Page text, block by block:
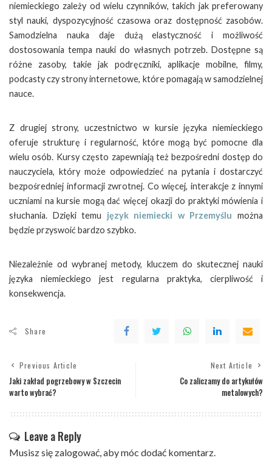
niemieckiego zależy od wielu czynników, takich jak preferowany
styl nauki, dyspozycyjność czasowa oraz dostępność zasobów.
Samodzielna nauka daje dużą elastyczność i możliwość
dostosowania tempa nauki do własnych potrzeb. Dostępne są
różne zasoby, takie jak podręczniki, aplikacje mobilne, filmy,
podcasty czy strony internetowe, które pomagają w samodzielnej
nauce.
Z drugiej strony, uczestnictwo w kursie języka niemieckiego
oferuje strukturę i regularność, które mogą być pomocne dla
wielu osób. Kursy często zapewniają też bezpośredni dostęp do
nauczyciela, który może odpowiedzieć na pytania i dostarczyć
bezpośredniej informacji zwrotnej. Co więcej, interakcje z innymi
uczniami na kursie mogą dać więcej okazji do praktyki mówienia i
słuchania. Dzięki temu język niemiecki w Przemyślu można
będzie przyswoić bardzo szybko.
Niezależnie od wybranej metody, kluczem do skutecznej nauki
języka niemieckiego jest regularna praktyka, cierpliwość i
konsekwencja.
Share
Previous Article
Jaki zakład pogrzebowy w Szczecin
warto wybrać?
Next Article
Co zaliczamy do artykułów
metalowych?
Leave a Reply
Musisz się zalogować, aby móc dodać komentarz.